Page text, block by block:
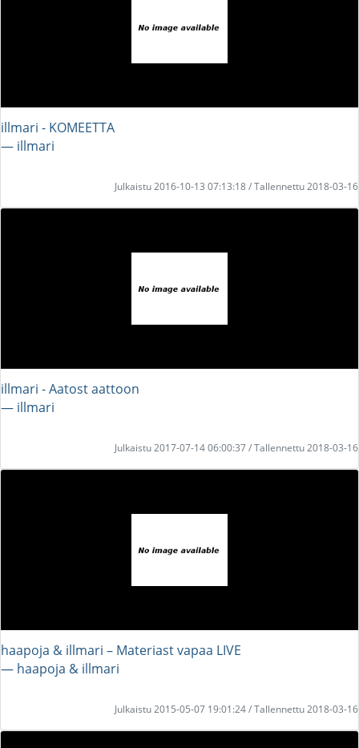
illmari - KOMEETTA
― illmari
Julkaistu 2016-10-13 07:13:18 / Tallennettu 2018-03-16
illmari - Aatost aattoon
― illmari
Julkaistu 2017-07-14 06:00:37 / Tallennettu 2018-03-16
haapoja & illmari – Materiast vapaa LIVE
― haapoja & illmari
Julkaistu 2015-05-07 19:01:24 / Tallennettu 2018-03-16